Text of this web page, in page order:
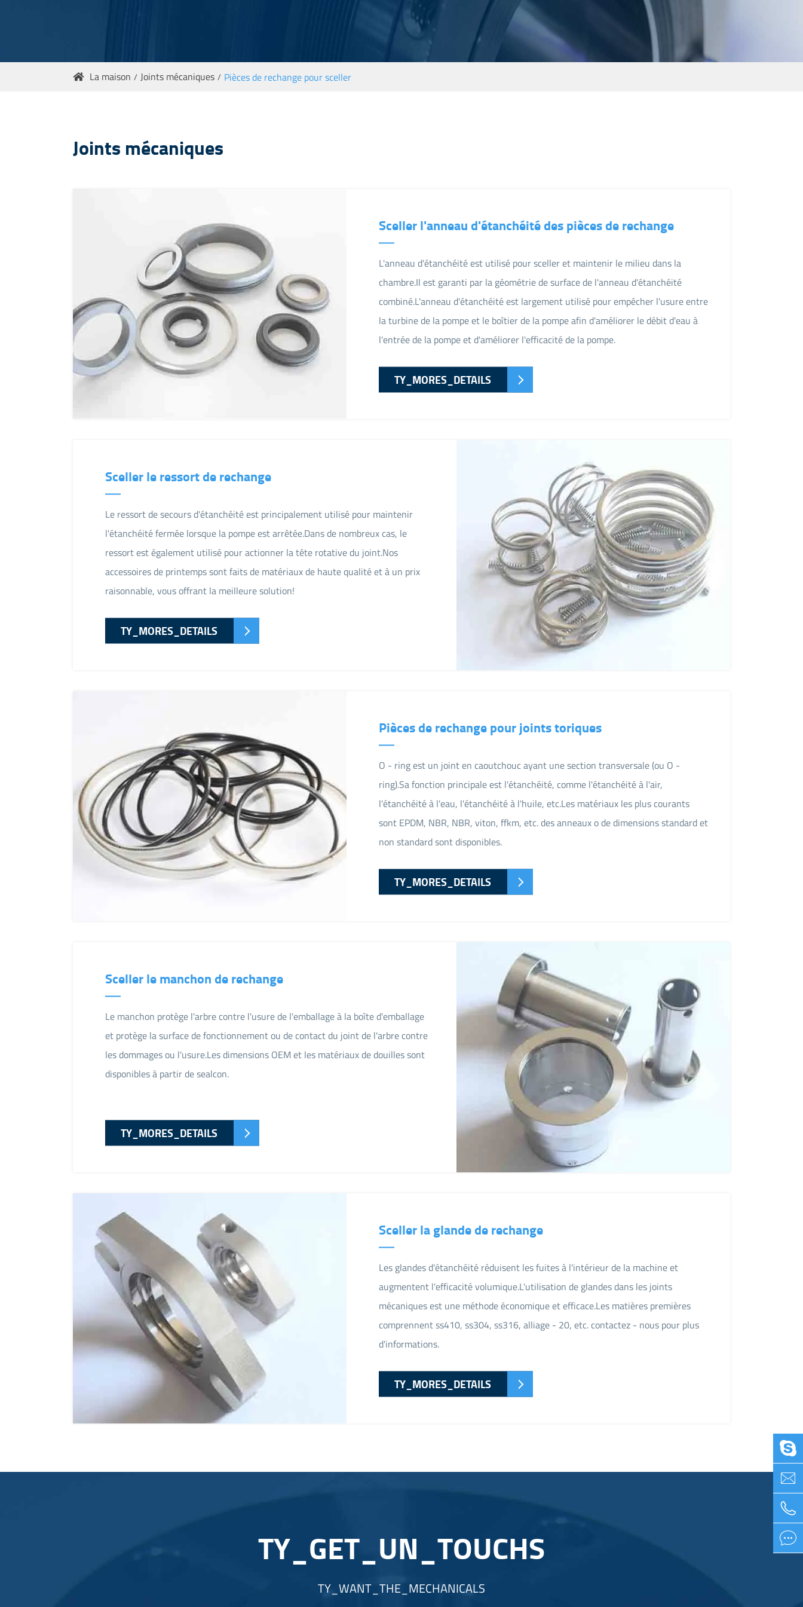
ไทย
čeština
Polska
 La maison Joints mécaniques Pièces de rechange pour sceller
Joints mécaniques
Sceller l'anneau d'étanchéité des pièces de rechange
L'anneau d'étanchéité est utilisé pour sceller et maintenir le milieu dans la
chambre.Il est garanti par la géométrie de surface de l'anneau d'étanchéité
combiné.L'anneau d'étanchéité est largement utilisé pour empêcher l'usure entre
la turbine de la pompe et le boîtier de la pompe afin d'améliorer le débit d'eau à
l'entrée de la pompe et d'améliorer l'efficacité de la pompe.
TY_MORES_DETAILS
Sceller le ressort de rechange
Le ressort de secours d'étanchéité est principalement utilisé pour maintenir
l'étanchéité fermée lorsque la pompe est arrêtée.Dans de nombreux cas, le
ressort est également utilisé pour actionner la tête rotative du joint.Nos
accessoires de printemps sont faits de matériaux de haute qualité et à un prix
raisonnable, vous offrant la meilleure solution!
TY_MORES_DETAILS
Pièces de rechange pour joints toriques
O - ring est un joint en caoutchouc ayant une section transversale (ou O -
ring).Sa fonction principale est l'étanchéité, comme l'étanchéité à l'air,
l'étanchéité à l'eau, l'étanchéité à l'huile, etc.Les matériaux les plus courants
sont EPDM, NBR, NBR, viton, ffkm, etc. des anneaux o de dimensions standard et
non standard sont disponibles.
TY_MORES_DETAILS
Sceller le manchon de rechange
Le manchon protège l'arbre contre l'usure de l'emballage à la boîte d'emballage
et protège la surface de fonctionnement ou de contact du joint de l'arbre contre
les dommages ou l'usure.Les dimensions OEM et les matériaux de douilles sont
disponibles à partir de sealcon.
TY_MORES_DETAILS
Sceller la glande de rechange
Les glandes d'étanchéité réduisent les fuites à l'intérieur de la machine et
augmentent l'efficacité volumique.L'utilisation de glandes dans les joints
mécaniques est une méthode économique et efficace.Les matières premières
comprennent ss410, ss304, ss316, alliage - 20, etc. contactez - nous pour plus
d'informations.
TY_MORES_DETAILS
TY_GET_UN_TOUCHS
TY_WANT_THE_MECHANICALS



